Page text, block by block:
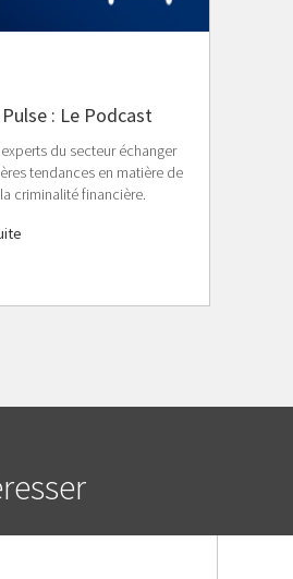
: Le Podcast
du secteur échanger
tendances en matière de
criminalité financière.